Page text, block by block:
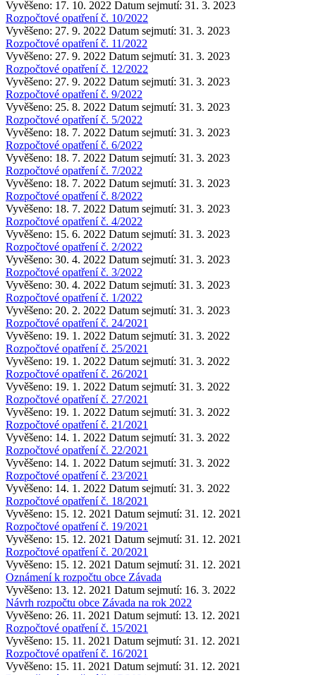
Vyvěšeno: 17. 10. 2022 Datum sejmutí: 31. 3. 2023
Rozpočtové opatření č. 10/2022
Vyvěšeno: 27. 9. 2022 Datum sejmutí: 31. 3. 2023
Rozpočtové opatření č. 11/2022
Vyvěšeno: 27. 9. 2022 Datum sejmutí: 31. 3. 2023
Rozpočtové opatření č. 12/2022
Vyvěšeno: 27. 9. 2022 Datum sejmutí: 31. 3. 2023
Rozpočtové opatření č. 9/2022
Vyvěšeno: 25. 8. 2022 Datum sejmutí: 31. 3. 2023
Rozpočtové opatření č. 5/2022
Vyvěšeno: 18. 7. 2022 Datum sejmutí: 31. 3. 2023
Rozpočtové opatření č. 6/2022
Vyvěšeno: 18. 7. 2022 Datum sejmutí: 31. 3. 2023
Rozpočtové opatření č. 7/2022
Vyvěšeno: 18. 7. 2022 Datum sejmutí: 31. 3. 2023
Rozpočtové opatření č. 8/2022
Vyvěšeno: 18. 7. 2022 Datum sejmutí: 31. 3. 2023
Rozpočtové opatření č. 4/2022
Vyvěšeno: 15. 6. 2022 Datum sejmutí: 31. 3. 2023
Rozpočtové opatření č. 2/2022
Vyvěšeno: 30. 4. 2022 Datum sejmutí: 31. 3. 2023
Rozpočtové opatření č. 3/2022
Vyvěšeno: 30. 4. 2022 Datum sejmutí: 31. 3. 2023
Rozpočtové opatření č. 1/2022
Vyvěšeno: 20. 2. 2022 Datum sejmutí: 31. 3. 2023
Rozpočtové opatření č. 24/2021
Vyvěšeno: 19. 1. 2022 Datum sejmutí: 31. 3. 2022
Rozpočtové opatření č. 25/2021
Vyvěšeno: 19. 1. 2022 Datum sejmutí: 31. 3. 2022
Rozpočtové opatření č. 26/2021
Vyvěšeno: 19. 1. 2022 Datum sejmutí: 31. 3. 2022
Rozpočtové opatření č. 27/2021
Vyvěšeno: 19. 1. 2022 Datum sejmutí: 31. 3. 2022
Rozpočtové opatření č. 21/2021
Vyvěšeno: 14. 1. 2022 Datum sejmutí: 31. 3. 2022
Rozpočtové opatření č. 22/2021
Vyvěšeno: 14. 1. 2022 Datum sejmutí: 31. 3. 2022
Rozpočtové opatření č. 23/2021
Vyvěšeno: 14. 1. 2022 Datum sejmutí: 31. 3. 2022
Rozpočtové opatření č. 18/2021
Vyvěšeno: 15. 12. 2021 Datum sejmutí: 31. 12. 2021
Rozpočtové opatření č. 19/2021
Vyvěšeno: 15. 12. 2021 Datum sejmutí: 31. 12. 2021
Rozpočtové opatření č. 20/2021
Vyvěšeno: 15. 12. 2021 Datum sejmutí: 31. 12. 2021
Oznámení k rozpočtu obce Závada
Vyvěšeno: 13. 12. 2021 Datum sejmutí: 16. 3. 2022
Návrh rozpočtu obce Závada na rok 2022
Vyvěšeno: 26. 11. 2021 Datum sejmutí: 13. 12. 2021
Rozpočtové opatření č. 15/2021
Vyvěšeno: 15. 11. 2021 Datum sejmutí: 31. 12. 2021
Rozpočtové opatření č. 16/2021
Vyvěšeno: 15. 11. 2021 Datum sejmutí: 31. 12. 2021